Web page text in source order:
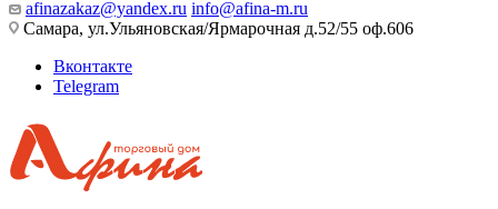
afinazakaz@yandex.ru info@afina-m.ru
Самара, ул.Ульяновская/Ярмарочная д.52/55 оф.606
Вконтакте
Telegram